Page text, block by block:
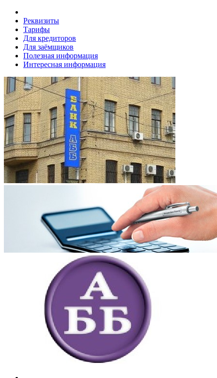
Реквизиты
Тарифы
Для кредиторов
Для заёмщиков
Полезная информация
Интересная информация